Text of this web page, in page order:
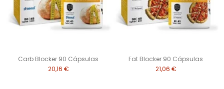
Carb Blocker 90 Cápsulas
20,16 €
Fat Blocker 90 Cápsulas
21,06 €